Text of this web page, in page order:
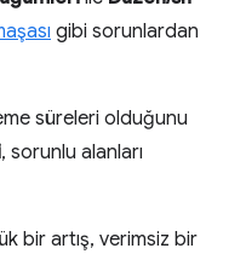
gibi sorunlardan
süreleri olduğunu
, sorunlu alanları
bir artış, verimsiz bir